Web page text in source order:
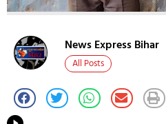
News Express Bihar
All Posts